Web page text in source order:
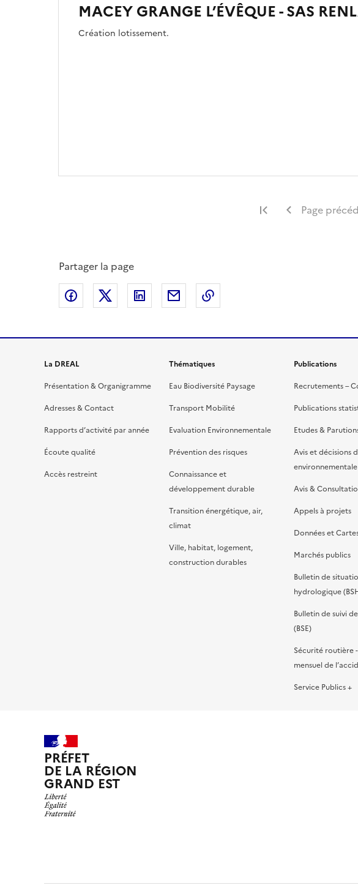
MACEY GRANGE L’ÉVÊQUE - SAS
Création lotissement.
Première page
Page
Partager la page
Partager sur Facebook
Partager sur XPartager sur LinkedIn
Partager par email
La DREAL
Présentation & Organigramme
Adresses & Contact
Rapports d’activité par année
Écoute qualité
Accès restreint
Thématiques
Eau Biodiversité Paysage
Transport Mobilité
Evaluation Environnementale
Prévention des risques
Connaissance et
développement durable
Transition énergétique, air,
climat
Ville, habitat, logement,
construction durables
Publications
Recrutements –
Publications
Etudes &
Avis et décisions
environnementale
Avis &
Appels à projets
Données et
Marchés publics
Bulletin de
hydrologique
Bulletin de suivi
(BSE)
Sécurité routière
mensuel de
Service Publics +
PRÉFET
DE LA RÉGION
GRAND EST